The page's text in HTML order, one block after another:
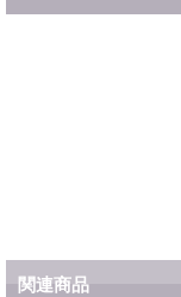
関連商品